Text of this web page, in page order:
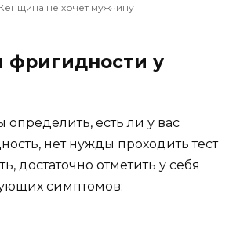
не хочет мужчину
фригидности у
определить, есть ли у вас
нет нужды проходить тест
достаточно отметить у себя
симптомов: